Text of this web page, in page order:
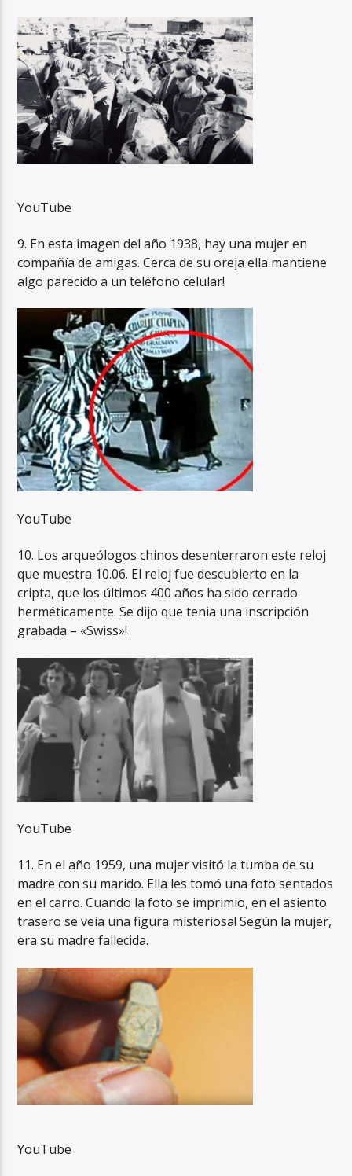
YouTube
9. En esta imagen del año 1938, hay una mujer en
compañía de amigas. Cerca de su oreja ella mantiene
algo parecido a un teléfono celular!
YouTube
10. Los arqueólogos chinos desenterraron este reloj
que muestra 10.06. El reloj fue descubierto en la
cripta, que los últimos 400 años ha sido cerrado
herméticamente. Se dijo que tenia una inscripción
grabada – «Swiss»!
YouTube
11. En el año 1959, una mujer visitó la tumba de su
madre con su marido. Ella les tomó una foto sentados
en el carro. Cuando la foto se imprimio, en el asiento
trasero se veia una figura misteriosa! Según la mujer,
era su madre fallecida.
YouTube